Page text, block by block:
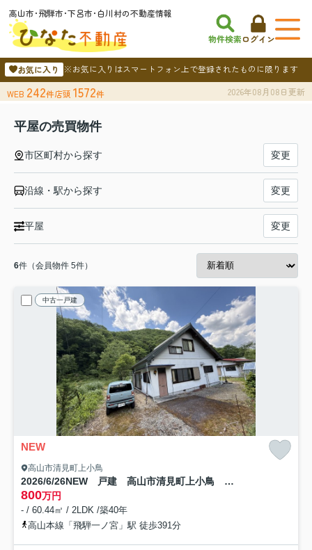
高山市･飛騨市･下呂市･白川村の不動産情報
物件検索ログイン
お気に入り ※お気に入りはスマートフォン上で登録されたものに限ります
WEB 242件店頭 1572件 2026年08月08日更新
平屋の売買物件
市区町村から探す 変更
沿線・駅から探す 変更
平屋 変更
6件（会員物件 5件）
中古一戸建
NEW
高山市清見町上小鳥
2026/6/26NEW 戸建 高山市清見町上小鳥 800万
800万円
- / 60.44㎡ / 2LDK /築40年
高山本線「飛騨一ノ宮」駅 徒歩391分